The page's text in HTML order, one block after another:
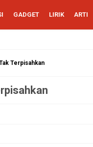
GADGET LIRIK ARTI
Terpisahkan